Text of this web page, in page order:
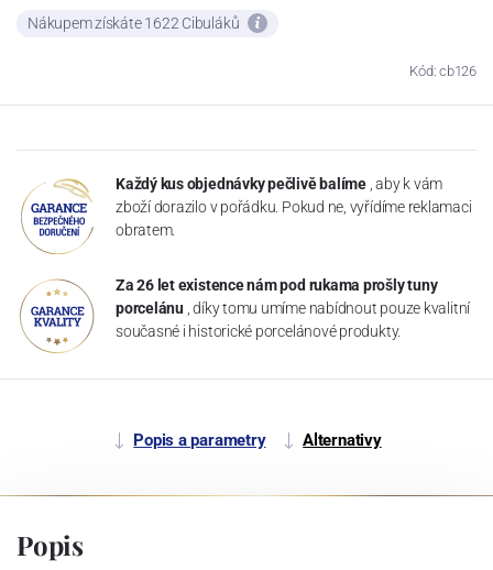
Nákupem získáte 1622 Cibuláků
Kód: cb126
Každý kus objednávky pečlivě balíme , aby k vám
zboží dorazilo v pořádku. Pokud ne, vyřídíme reklamaci
obratem.
Za 26 let existence nám pod rukama prošly tuny
porcelánu , díky tomu umíme nabídnout pouze kvalitní
současné i historické porcelánové produkty.
Popis a parametry Alternativy
Popis